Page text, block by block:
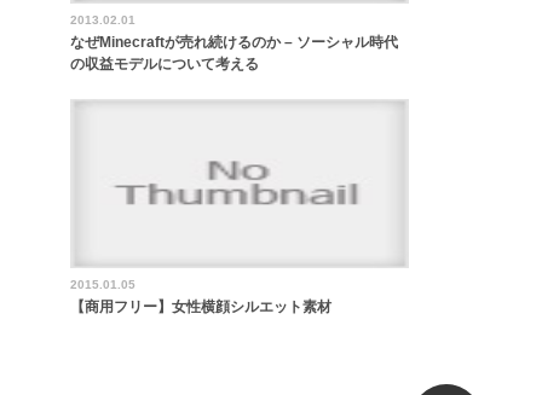
2013.02.01
なぜMinecraftが売れ続けるのか – ソーシャル時代
の収益モデルについて考える
2015.01.05
【商用フリー】女性横顔シルエット素材